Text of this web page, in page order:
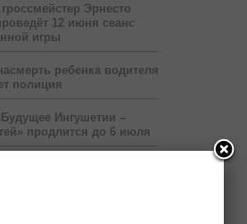
Эрнесто
12 июня сеанс
игры
ребенка водителя
полиция
Ингушетии –
продлится до 6 июля